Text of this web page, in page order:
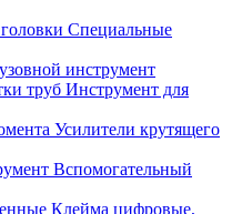
Специальные
инструмент
Инструмент для
Усилители крутящего
Вспомогательный
Клейма цифровые,